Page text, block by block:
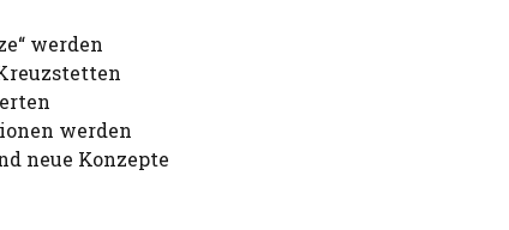
werden
werden
neue Konzepte